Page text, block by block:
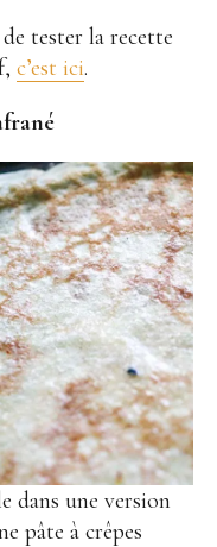
tester la recette
c’est ici.
dans une version
pâte à crêpes